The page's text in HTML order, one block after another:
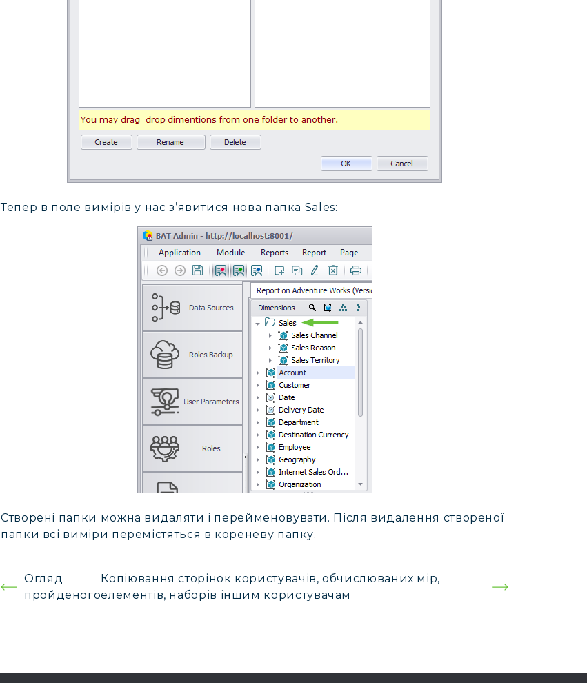
Тепер в поле вимірів у нас з’явитися нова папка Sales:
Створені папки можна видаляти і перейменовувати. Після видалення створеної
папки всі виміри перемістяться в кореневу папку.
Навігація
Огляд
пройденого
Копіювання сторінок користувачів, обчислюваних мір,
елементів, наборів іншим користувачам